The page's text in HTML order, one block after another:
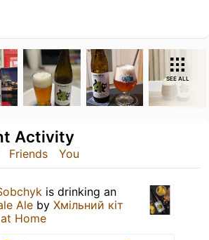
SEE ALL
Friends You
Activity
is drinking an
Ale by Хмільний кіт
Home